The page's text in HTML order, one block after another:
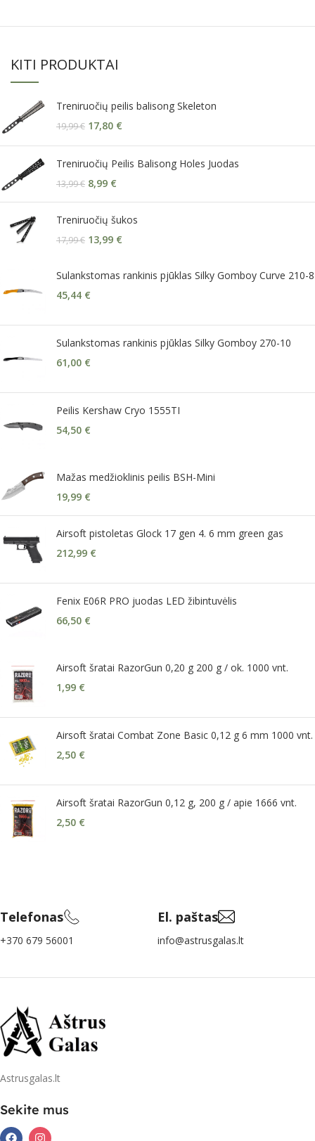
KITI PRODUKTAI
Treniruočių peilis balisong Skeleton
19,99€ 17,80 €
Treniruočių Peilis Balisong Holes Juodas
13,99€ 8,99 €
Treniruočių šukos
17,99€ 13,99 €
Sulankstomas rankinis pjūklas Silky Gomboy Curve 210-8
45,44 €
Sulankstomas rankinis pjūklas Silky Gomboy 270-10
61,00 €
Peilis Kershaw Cryo 1555TI
54,50 €
Mažas medžioklinis peilis BSH-Mini
19,99 €
Airsoft pistoletas Glock 17 gen 4. 6 mm green gas
212,99 €
Fenix E06R PRO juodas LED žibintuvėlis
66,50 €
Airsoft šratai RazorGun 0,20 g 200 g / ok. 1000 vnt.
1,99 €
Airsoft šratai Combat Zone Basic 0,12 g 6 mm 1000 vnt.
2,50 €
Airsoft šratai RazorGun 0,12 g, 200 g / apie 1666 vnt.
2,50 €
Telefonas
+370 679 56001
El. paštas
info@astrusgalas.lt
Astrusgalas.lt
Sekite mus